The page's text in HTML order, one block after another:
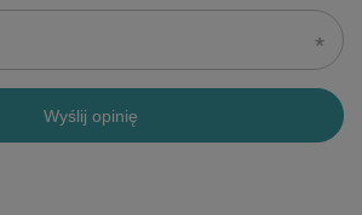
Wyślij opinię